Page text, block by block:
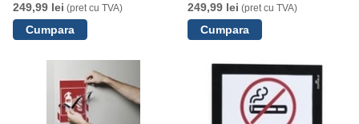
249,99 lei (pret cu TVA)
249,99 lei (pret cu TVA)